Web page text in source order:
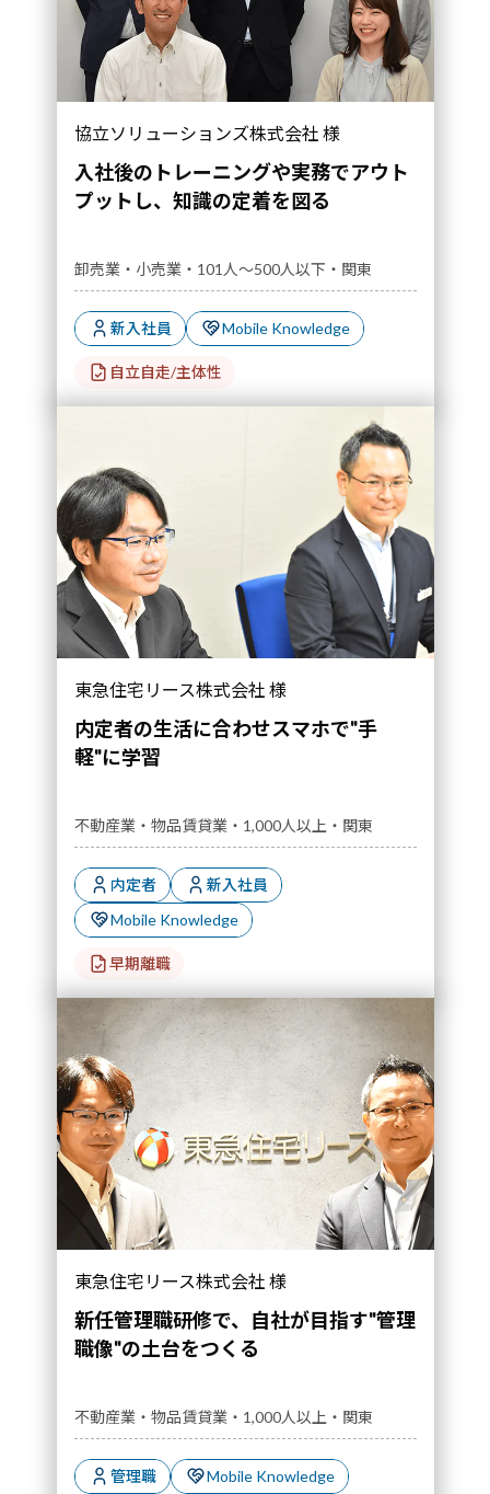
協立ソリューションズ株式会社 様
入社後のトレーニングや実務でアウト
プットし、知識の定着を図る
卸売業・小売業・101人～500人以下・関東
新入社員 Mobile Knowledge
自立自走/主体性
東急住宅リース株式会社 様
内定者の生活に合わせスマホで"手
軽"に学習
不動産業・物品賃貸業・1,000人以上・関東
内定者
新入社員
Mobile Knowledge
早期離職
東急住宅リース株式会社 様
新任管理職研修で、自社が目指す"管理
職像"の土台をつくる
不動産業・物品賃貸業・1,000人以上・関東
管理職
Mobile Knowledge